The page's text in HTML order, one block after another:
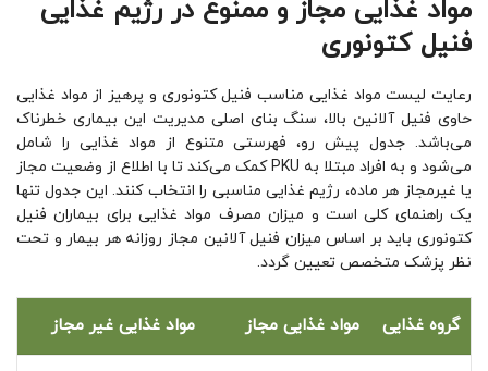
مواد غذایی مجاز و ممنوع در رژیم غذایی
فنیل کتونوری
رعایت لیست مواد غذایی مناسب فنیل کتونوری و پرهیز از مواد غذایی
حاوی فنیل آلانین بالا، سنگ بنای اصلی مدیریت این بیماری خطرناک
می‌باشد. جدول پیش رو، فهرستی متنوع از مواد غذایی را شامل
می‌شود و به افراد مبتلا به PKU کمک می‌کند تا با اطلاع از وضعیت مجاز
یا غیرمجاز هر ماده، رژیم غذایی مناسبی را انتخاب کنند. این جدول تنها
یک راهنمای کلی است و میزان مصرف مواد غذایی برای بیماران فنیل
کتونوری باید بر اساس میزان فنیل آلانین مجاز روزانه هر بیمار و تحت
نظر پزشک متخصص تعیین گردد.
گروه غذایی مواد غذایی مجاز مواد غذایی غیر مجاز